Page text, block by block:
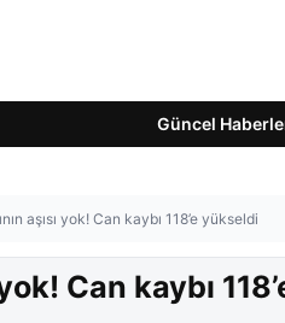
Güncel
aşısı yok! Can kaybı 118’e yükseldi
Can kaybı